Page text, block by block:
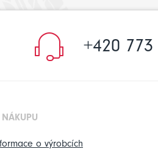
+420
o výrobcích